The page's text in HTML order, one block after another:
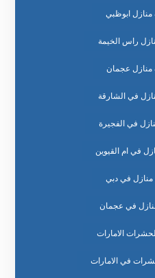
ابوظبي
راس الخيمة
عجمان
في الشارقة
في الفجيرة
في ام القيوين
في دبي
في عجمان
الامارات
في الامارات